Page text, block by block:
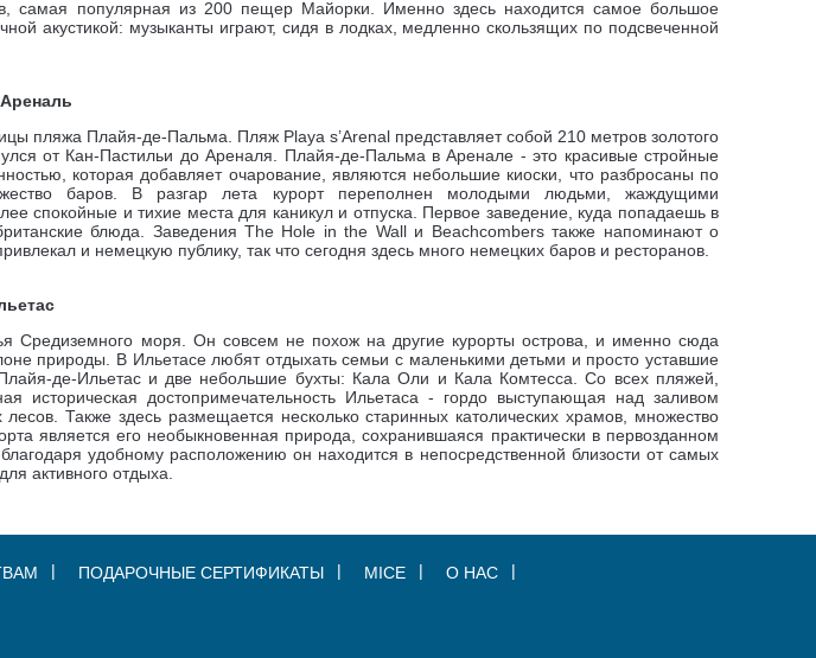
самая популярная из 200 пещер Майорки. Именно здесь находится самое большое
акустикой: музыканты играют, сидя в лодках, медленно скользящих по подсвеченной
пляжа Плайя-де-Пальма. Пляж Playa s’Arenal представляет собой 210 метров золотого
от Кан-Пастильи до Ареналя. Плайя-де-Пальма в Аренале - это красивые стройные
которая добавляет очарование, являются небольшие киоски, что разбросаны по
баров. В разгар лета курорт переполнен молодыми людьми, жаждущими
спокойные и тихие места для каникул и отпуска. Первое заведение, куда попадаешь в
блюда. Заведения The Hole in the Wall и Beachcombers также напоминают о
и немецкую публику, так что сегодня здесь много немецких баров и ресторанов.
Средиземного моря. Он совсем не похож на другие курорты острова, и именно сюда
природы. В Ильетасе любят отдыхать семьи с маленькими детьми и просто уставшие
де-Ильетас и две небольшие бухты: Кала Оли и Кала Комтесса . Со всех пляжей,
историческая достопримечательность Ильетаса - гордо выступающая над заливом
Также здесь размещается несколько старинных католических храмов, множество
является его необыкновенная природа, сохранившаяся практически в первозданном
удобному расположению он находится в непосредственной близости от самых
активного отдыха.
ПОДАРОЧНЫЕ СЕРТИФИКАТЫ MICE
О НАС